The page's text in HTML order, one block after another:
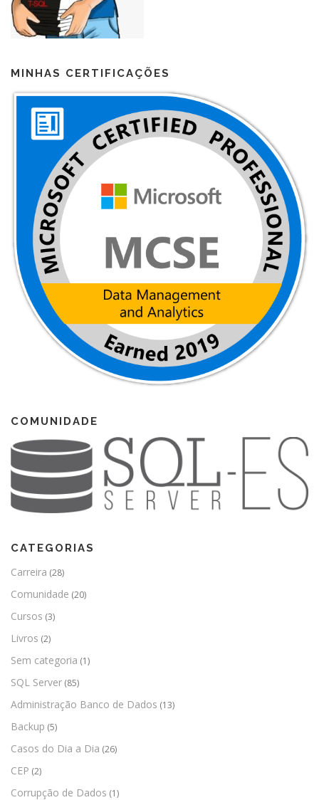
MINHAS CERTIFICAÇÕES
COMUNIDADE
CATEGORIAS
Carreira (28)
Comunidade (20)
Cursos (3)
Livros (2)
Sem categoria (1)
SQL Server (85)
Administração Banco de Dados (13)
Backup (5)
Casos do Dia a Dia (26)
CEP (2)
Corrupção de Dados (1)